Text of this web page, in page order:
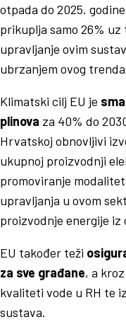
otpada do 2025.
prikuplja samo 26%
upravljanje ovim
ubrzanjem ovog
Klimatski cilj EU je
plinova za 40% do
Hrvatskoj obnovljivi
ukupnoj proizvodnji
promoviranje
upravljanja u ovom
proizvodnje energije iz
EU također teži
za sve građane, a
kvaliteti vode u RH te
sustava.